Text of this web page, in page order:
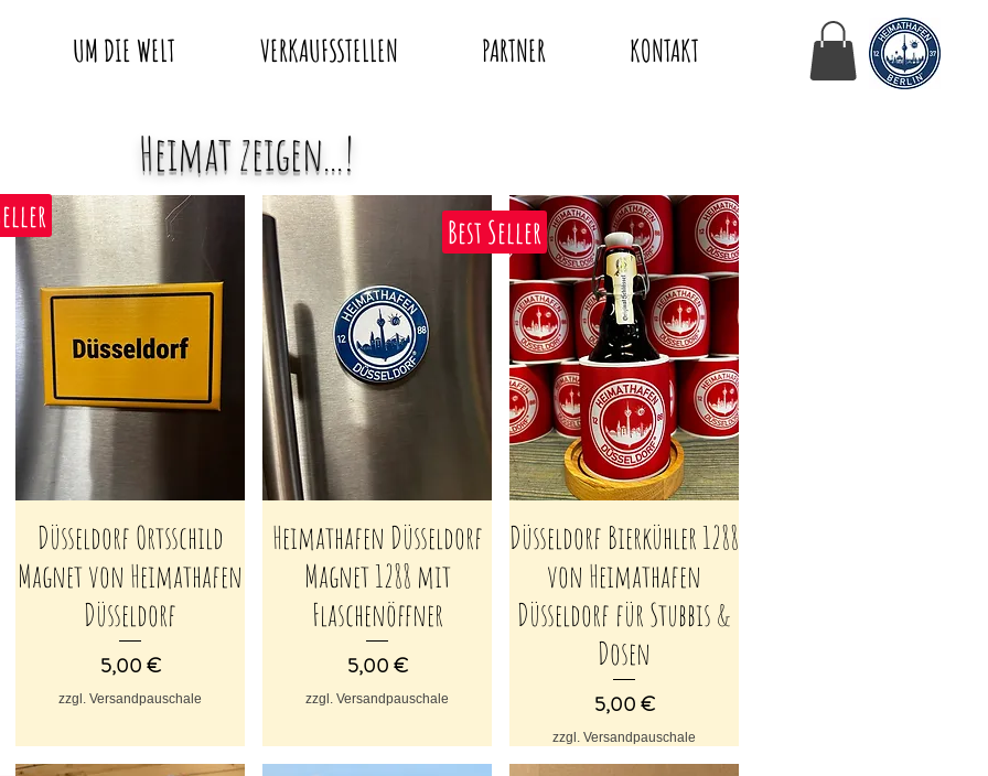
UM DIE WELT VERKAUFSSTELLEN PARTNER KONTAKT
Heimat zeigen...!
Schnellansicht
Düsseldorf Ortsschild
Magnet von Heimathafen
Düsseldorf
Preis
5,00 €
zzgl. Versandpauschale
Schnellansicht
Heimathafen Düsseldorf
Magnet 1288 mit
Flaschenöffner
Preis
5,00 €
zzgl. Versandpauschale
Schnellansicht
Düsseldorf Bierkühler 1288
von Heimathafen
Düsseldorf für Stubbis &
Dosen
Preis
5,00 €
zzgl. Versandpauschale
Best Seller